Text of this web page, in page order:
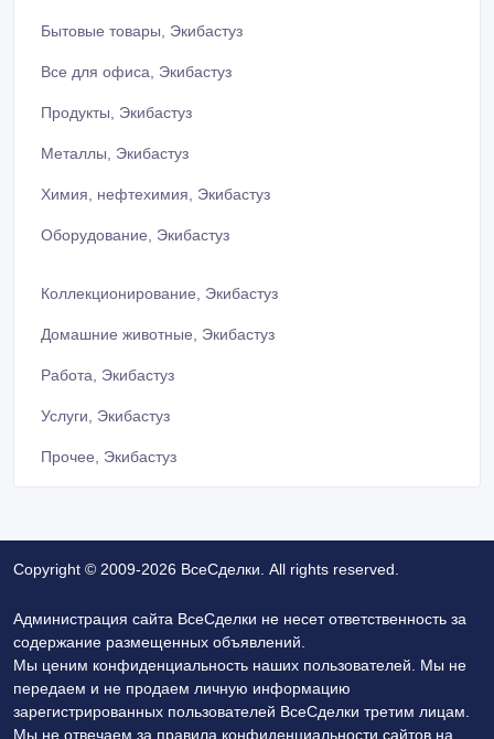
Бытовые товары, Экибастуз
Все для офиса, Экибастуз
Продукты, Экибастуз
Металлы, Экибастуз
Химия, нефтехимия, Экибастуз
Оборудование, Экибастуз
Коллекционирование, Экибастуз
Домашние животные, Экибастуз
Работа, Экибастуз
Услуги, Экибастуз
Прочее, Экибастуз
Copyright © 2009-2026 ВсеСделки. All rights reserved.
Администрация сайта ВсеСделки не несет ответственность за
содержание размещенных объявлений.
Мы ценим конфиденциальность наших пользователей. Мы не
передаем и не продаем личную информацию
зарегистрированных пользователей ВсеСделки третим лицам.
Мы не отвечаем за правила конфиденциальности сайтов на